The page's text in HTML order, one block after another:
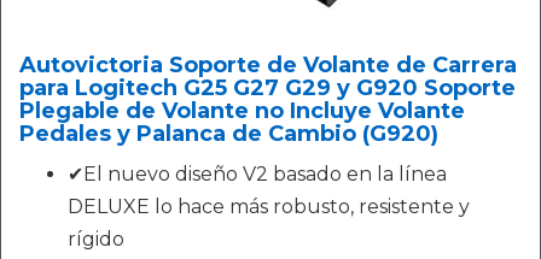
Autovictoria Soporte de Volante de Carrera
para Logitech G25 G27 G29 y G920 Soporte
Plegable de Volante no Incluye Volante
Pedales y Palanca de Cambio (G920)
✔El nuevo diseño V2 basado en la línea
DELUXE lo hace más robusto, resistente y
rígido